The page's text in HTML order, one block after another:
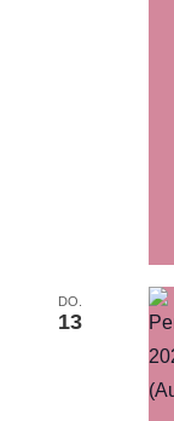
DO.
13